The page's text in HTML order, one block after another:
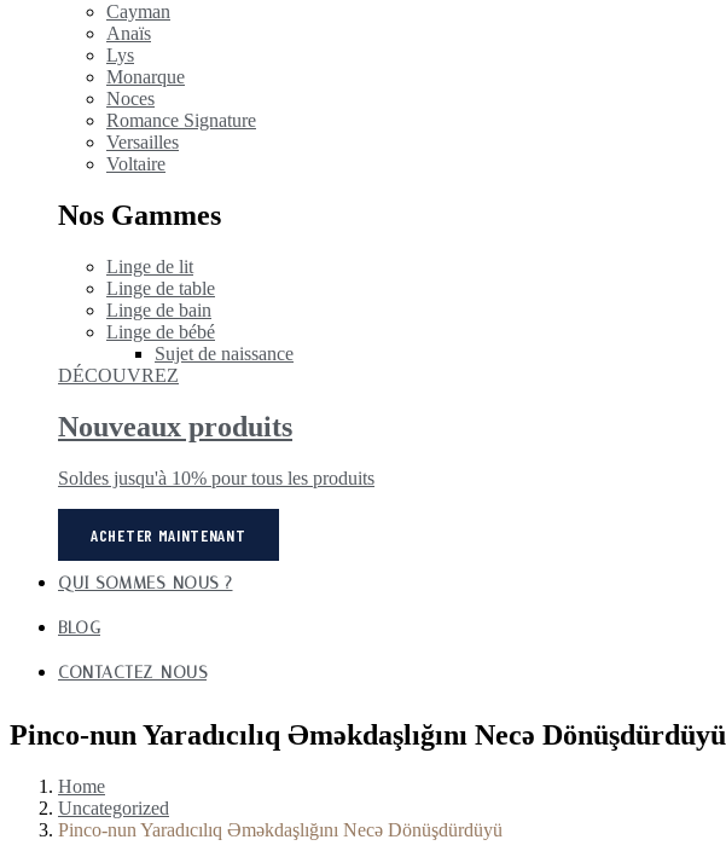
Cayman
Anaïs
Lys
Monarque
Noces
Romance Signature
Versailles
Voltaire
Nos Gammes
Linge de lit
Linge de table
Linge de bain
Linge de bébé
Sujet de naissance
DÉCOUVREZ
Nouveaux produits
Soldes jusqu'à 10% pour tous les produits
ACHETER MAINTENANT
QUI SOMMES-NOUS ?
BLOG
CONTACTEZ-NOUS
Pinco-nun Yaradıcılıq Əməkdaşlığını Necə Dönüşdürdüyü
Home
Uncategorized
Pinco-nun Yaradıcılıq Əməkdaşlığını Necə Dönüşdürdüyü